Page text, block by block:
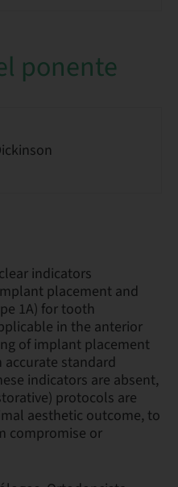
ponente
indicators
placement and
1A) for tooth
in the anterior
of implant placement
standard
indicators are absent,
protocols are
aesthetic outcome, to
compromise or